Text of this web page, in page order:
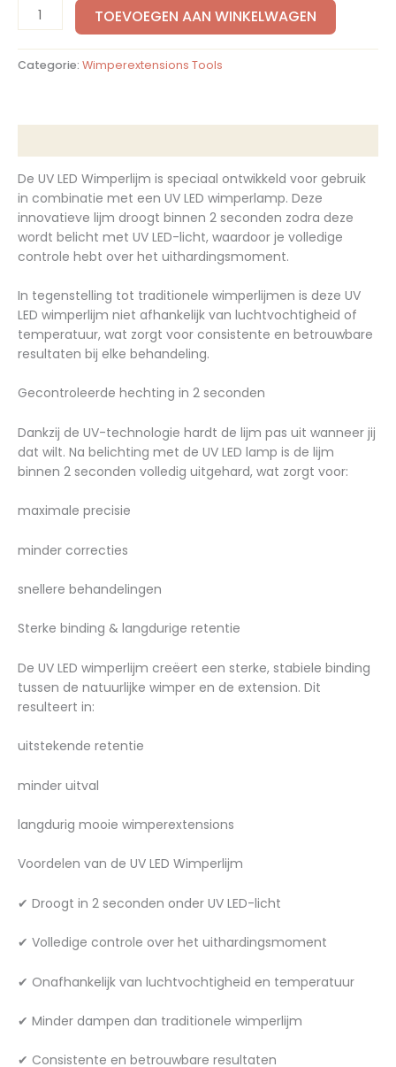
TOEVOEGEN AAN WINKELWAGEN
Categorie: Wimperextensions Tools
De UV LED Wimperlijm is speciaal ontwikkeld voor gebruik
in combinatie met een UV LED wimperlamp. Deze
innovatieve lijm droogt binnen 2 seconden zodra deze
wordt belicht met UV LED-licht, waardoor je volledige
controle hebt over het uithardingsmoment.
In tegenstelling tot traditionele wimperlijmen is deze UV
LED wimperlijm niet afhankelijk van luchtvochtigheid of
temperatuur, wat zorgt voor consistente en betrouwbare
resultaten bij elke behandeling.
Gecontroleerde hechting in 2 seconden
Dankzij de UV-technologie hardt de lijm pas uit wanneer jij
dat wilt. Na belichting met de UV LED lamp is de lijm
binnen 2 seconden volledig uitgehard, wat zorgt voor:
maximale precisie
minder correcties
snellere behandelingen
Sterke binding & langdurige retentie
De UV LED wimperlijm creëert een sterke, stabiele binding
tussen de natuurlijke wimper en de extension. Dit
resulteert in:
uitstekende retentie
minder uitval
langdurig mooie wimperextensions
Voordelen van de UV LED Wimperlijm
✔ Droogt in 2 seconden onder UV LED-licht
✔ Volledige controle over het uithardingsmoment
✔ Onafhankelijk van luchtvochtigheid en temperatuur
✔ Minder dampen dan traditionele wimperlijm
✔ Consistente en betrouwbare resultaten